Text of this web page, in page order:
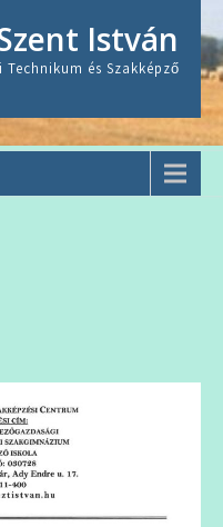
István
és Szakképző